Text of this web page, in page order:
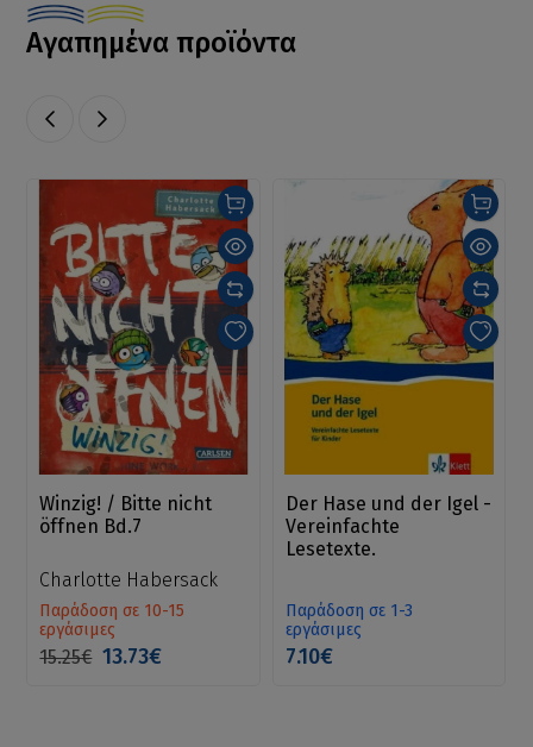
Αγαπημένα προϊόντα
Winzig! / Bitte nicht
öffnen Bd.7
Charlotte Habersack
Παράδοση σε 10-15
εργάσιμες
15.25€ 13.73€
Der Hase und der Igel -
Vereinfachte
Lesetexte.
Παράδοση σε 1-3
εργάσιμες
7.10€